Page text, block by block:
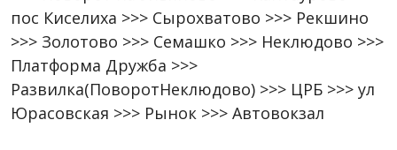
пос Киселиха >>> Сырохватово >>> Рекшино
>>> Золотово >>> Семашко >>> Неклюдово >>>
Платформа Дружба >>>
Развилка(ПоворотНеклюдово) >>> ЦРБ >>> ул
Юрасовская >>> Рынок >>> Автовокзал